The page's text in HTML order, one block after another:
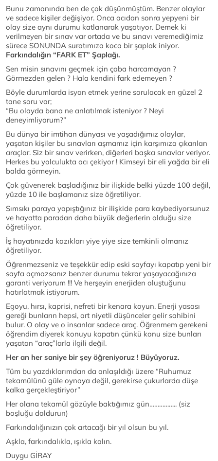
Bunu zamanında ben de çok düşünmüştüm. Benzer olaylar
ve sadece kişiler değişiyor. Onca acıdan sonra yepyeni bir
olay size aynı durumu katlanarak yaşatıyor. Demek ki
verilmeyen bir sınav var ortada ve bu sınavı veremediğimiz
sürece SONUNDA suratımıza koca bir şaplak iniyor.
Farkındalığın “FARK ET” Şaplağı.
Sen misin sınavını geçmek için çaba harcamayan ?
Görmezden gelen ? Hala kendini fark edemeyen ?
Böyle durumlarda isyan etmek yerine sorulacak en güzel 2
tane soru var;
“Bu olayda bana ne anlatılmak isteniyor ? Neyi
deneyimliyorum?”
Bu dünya bir imtihan dünyası ve yaşadığımız olaylar,
yaşatan kişiler bu sınavları aşmamız için karşımıza çıkarılan
araçlar. Siz bir sınav verirken, diğerleri başka sınavlar veriyor.
Herkes bu yolculukta acı çekiyor ! Kimseyi bir eli yağda bir eli
balda görmeyin.
Çok güvenerek başladığınız bir ilişkide belki yüzde 100 değil,
yüzde 10 ile başlamanız size öğretiliyor.
Sımsıkı paraya yapıştığınız bir ilişkide para kaybediyorsunuz
ve hayatta paradan daha büyük değerlerin olduğu size
öğretiliyor.
İş hayatınızda kazıkları yiye yiye size temkinli olmanız
öğretiliyor.
Öğrenmezseniz ve teşekkür edip eski sayfayı kapatıp yeni bir
sayfa açmazsanız benzer durumu tekrar yaşayacağınıza
garanti veriyorum !!! Ve herşeyin enerjiden oluştuğunu
hatırlatmak istiyorum.
Egoyu, hırsı, kaprisi, nefreti bir kenara koyun. Enerji yasası
gereği bunların hepsi, art niyetli düşünceler gelir sahibini
bulur. O olay ve o insanlar sadece araç. Öğrenmem gerekeni
öğrendim diyerek konuyu kapatın çünkü konu size bunları
yaşatan “araç”larla ilgili değil.
Her an her saniye bir şey öğreniyoruz ! Büyüyoruz.
Tüm bu yazdıklarımdan da anlaşıldığı üzere “Ruhumuz
tekamülünü güle oynaya değil, gerekirse çukurlarda düşe
kalka gerçekleştiriyor”
Her olana tekamül gözüyle baktığımız gün…………….. (siz
boşluğu doldurun)
Farkındalığınızın çok artacağı bir yıl olsun bu yıl.
Aşkla, farkındalıkla, ışıkla kalın.
Duygu GİRAY